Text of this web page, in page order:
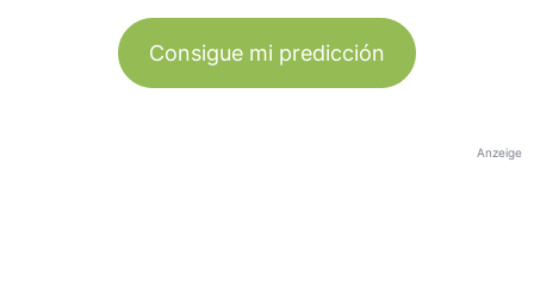
Consigue mi predicción
Anzeige